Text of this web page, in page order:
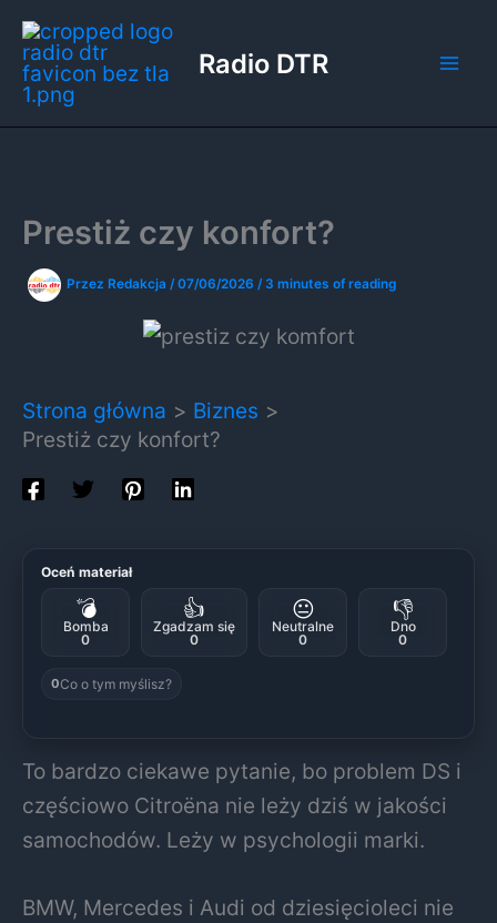
Przejdź
do
treści
Radio DTR
Prestiż czy konfort?
Przez Redakcja /07/06/2026 / 3 minutes of reading
Strona główna
Biznes
Prestiż czy konfort?
Oceń materiał
💣
Bomba
0
👍
Zgadzam się
0
😐
Neutralne
0
👎
Dno
0
0Co o tym myślisz?
To bardzo ciekawe pytanie, bo problem DS i
częściowo Citroëna nie leży dziś w jakości
samochodów. Leży w psychologii marki.
BMW, Mercedes i Audi od dziesięcioleci nie